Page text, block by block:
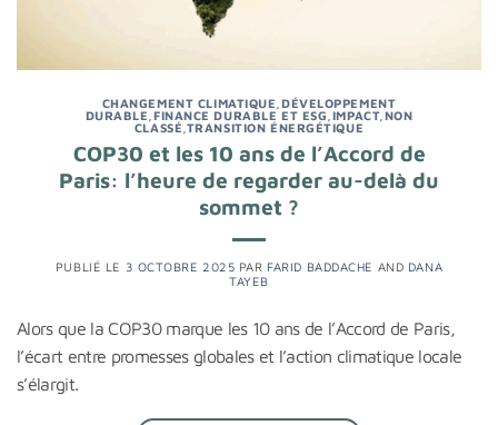
CHANGEMENT CLIMATIQUE ,DÉVELOPPEMENT
DURABLE FINANCE DURABLE ET ESG IMPACT, NON
CLASSÉ TRANSITION ÉNERGÉTIQUE
COP30 et les 10 ans de l’Accord de
Paris: l’heure de regarder au-delà du
sommet ?
PUBLIÉ LE 3 OCTOBRE 2025 PAR FARID BADDACHE AND DANA
TAYEB
Alors que la COP30 marque les 10 ans de l’Accord de Paris,
l’écart entre promesses globales et l’action climatique locale
s’élargit.